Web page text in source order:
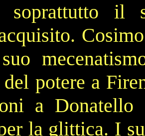
soprattutto
potere a
a Donatello
la glittica. I